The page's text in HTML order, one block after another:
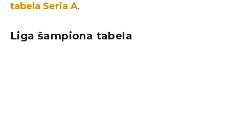
tabela Seria A.
Liga šampiona tabela